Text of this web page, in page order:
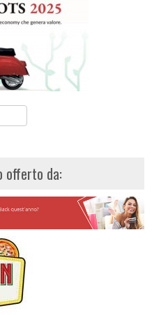
offerto da: